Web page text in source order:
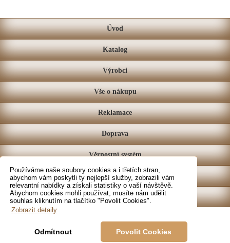
Používáme naše soubory cookies a i třetích stran,
abychom vám poskytli ty nejlepší služby, zobrazili vám
relevantní nabídky a získali statistiky o vaší návštěvě.
Abychom cookies mohli používat, musíte nám udělit
souhlas kliknutím na tlačítko "Povolit Cookies".
Zobrazit detaily
Odmítnout Povolit Cookies
Úvod
Katalog
Výrobci
Vše o nákupu
Reklamace
Doprava
Věrnostní systém
Prodejna
Kontakt